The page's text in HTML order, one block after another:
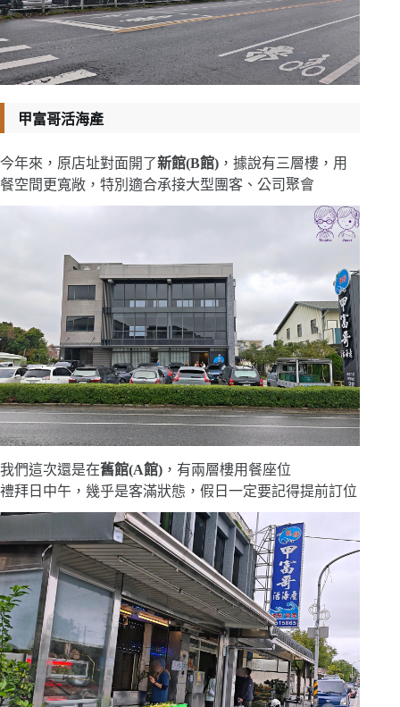
甲富哥活海產
今年來，原店址對面開了新館(B館) ，據說有三層樓，用
餐空間更寬敞，特別適合承接大型團客、公司聚會
我們這次還是在舊館(A館) ，有兩層樓用餐座位
禮拜日中午，幾乎是客滿狀態，假日一定要記得提前訂位